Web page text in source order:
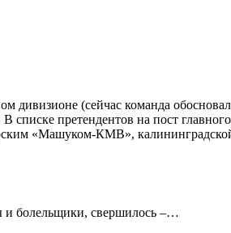
(сейчас команда
претендентов на пост
«Машуком-КМВ»,
и болельщики, свершилось –…